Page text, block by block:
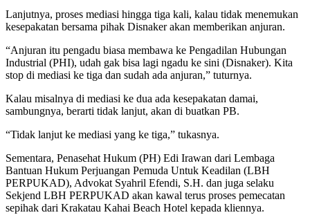
Lanjutnya, proses mediasi hingga tiga kali, kalau tidak menemukan
kesepakatan bersama pihak Disnaker akan memberikan anjuran.
“Anjuran itu pengadu biasa membawa ke Pengadilan Hubungan
Industrial (PHI), udah gak bisa lagi ngadu ke sini (Disnaker). Kita
stop di mediasi ke tiga dan sudah ada anjuran,” tuturnya.
Kalau misalnya di mediasi ke dua ada kesepakatan damai,
sambungnya, berarti tidak lanjut, akan di buatkan PB.
“Tidak lanjut ke mediasi yang ke tiga,” tukasnya.
Sementara, Penasehat Hukum (PH) Edi Irawan dari Lembaga
Bantuan Hukum Perjuangan Pemuda Untuk Keadilan (LBH
PERPUKAD), Advokat Syahril Efendi, S.H. dan juga selaku
Sekjend LBH PERPUKAD akan kawal terus proses pemecatan
sepihak dari Krakatau Kahai Beach Hotel kepada kliennya.